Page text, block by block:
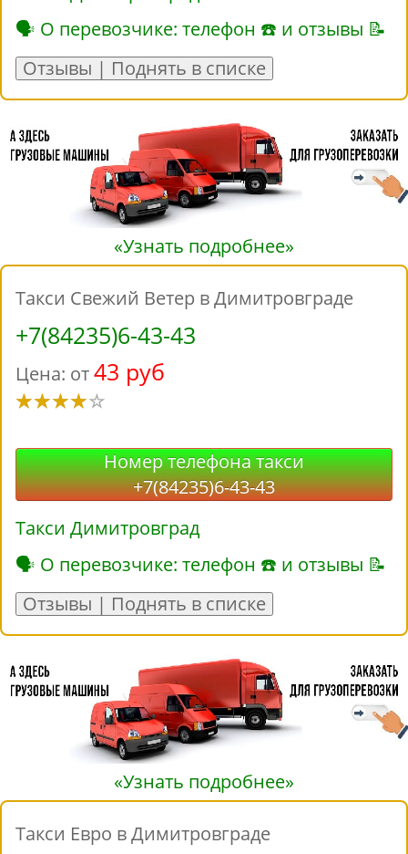
🗣 О перевозчике: телефон ☎ и отзывы 📝
Отзывы | Поднять в списке
«Узнать подробнее»
Такси Свежий Ветер в Димитровграде
+7(84235)6-43-43
Цена: от43 руб
Номер телефона такси
+7(84235)6-43-43
Такси Димитровград
🗣 О перевозчике: телефон ☎ и отзывы 📝
Отзывы | Поднять в списке
«Узнать подробнее»
Такси Евро в Димитровграде